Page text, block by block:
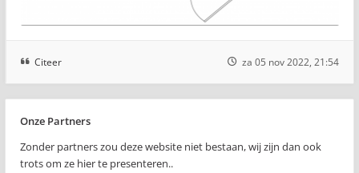
Citeer za 05 nov 2022, 21:54
Onze Partners
Zonder partners zou deze website niet bestaan, wij zijn dan ook
trots om ze hier te presenteren..